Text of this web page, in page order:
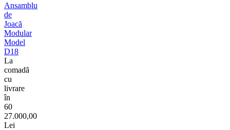
Ansamblu
de
Joacă
Modular
Model
D18
La
comadã
cu
livrare
în
60
27.000,00
Lei